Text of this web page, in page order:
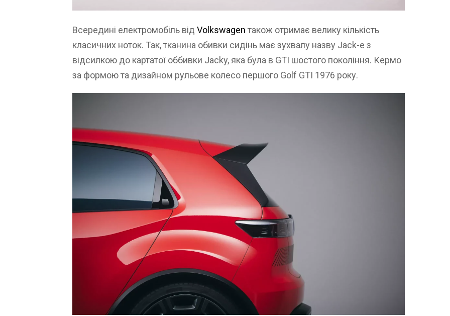
Всередині електромобіль від Volkswagen також отримає велику кількість
класичних ноток. Так, тканина обивки сидінь має зухвалу назву Jack-e з
відсилкою до картатої оббивки Jacky, яка була в GTI шостого покоління. Кермо
за формою та дизайном рульове колесо першого Golf GTI 1976 року.